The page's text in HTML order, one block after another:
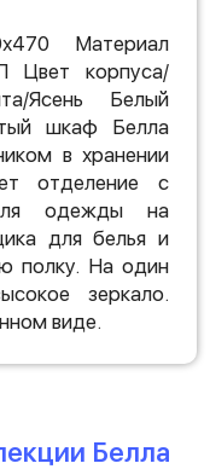
Материал
Цвет корпуса/
Ясень Белый
шкаф Белла
в хранении
отделение с
одежды на
для белья и
полку. На один
зеркало.
виде.
Белла